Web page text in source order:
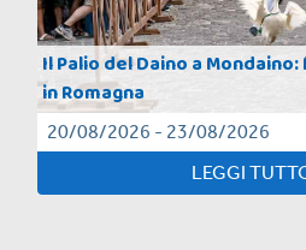
Il Palio del Daino a
in Romagna
20/08/2026 - 23/08/2026
LEGGI